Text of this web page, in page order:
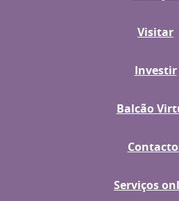
Visitar
Investir
Balcão
Serviços